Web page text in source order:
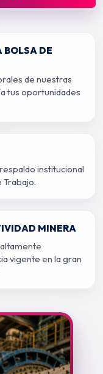
BOLSA DE
de nuestras
tus oportunidades
institucional
Trabajo.
MINERA
vigente en la gran